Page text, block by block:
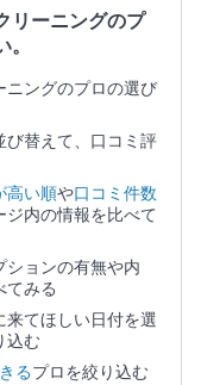
リーニングのプ
ニングのプロの選び
び替えて、口コミ評
高い順や口コミ件数
ジ内の情報を比べて
ションの有無や内
てみる
来てほしい日付を選
込む
るプロを絞り込む